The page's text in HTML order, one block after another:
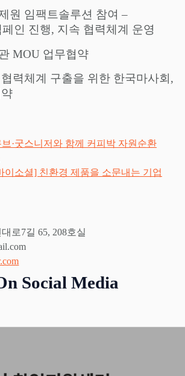
원 임팩트솔루션 참여 –
페인 진행, 지속 협력체계 운영
MOU 업무협약
력체계 구출을 위한 한국마사회,
·굿스니저와 함께 커피박 자원순환
이소셜] 친환경 제품을 소문내는 기업
로7길 65, 208호실
Social Media